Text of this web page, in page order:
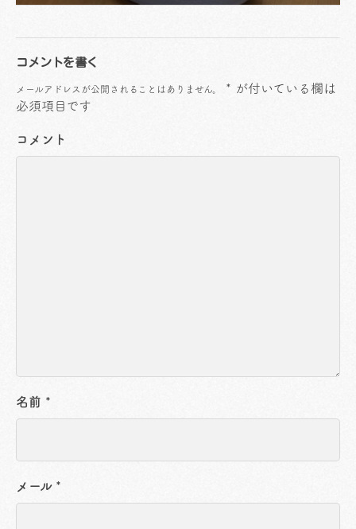
コメントを書く
メールアドレスが公開されることはありません。 * が付いている欄は
必須項目です
コメント
名前 *
メール *